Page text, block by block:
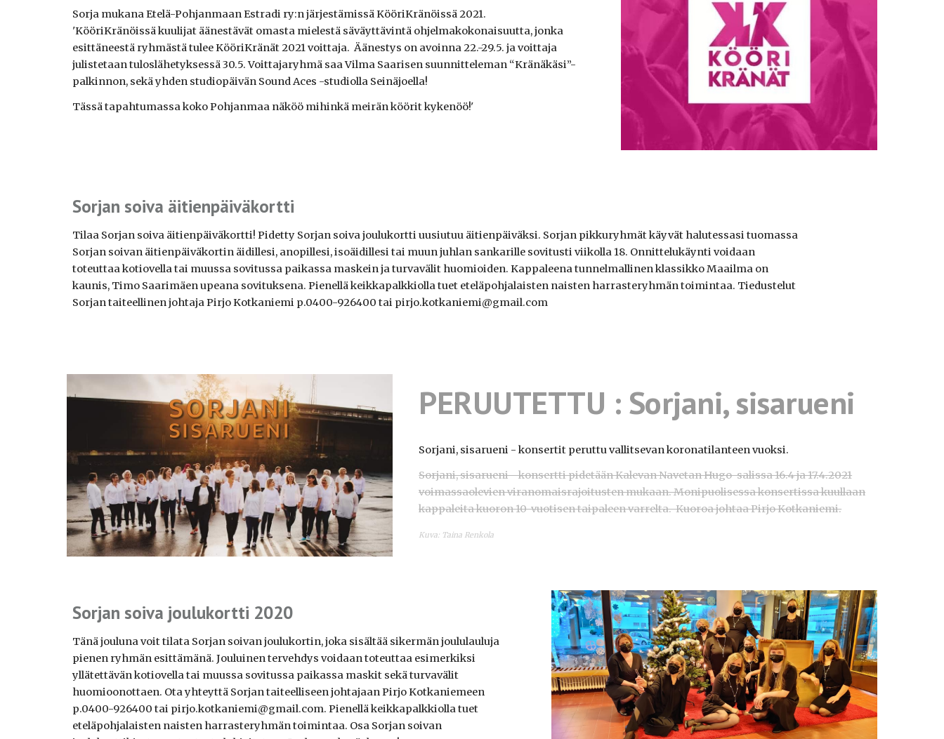
Sorja mukana Etelä-Pohjanmaan Estradi ry:n järjestämissä KööriKränöissä 2021.
'KööriKränöissä kuulijat äänestävät omasta mielestä säväyttävintä ohjelmakokonaisuutta, jonka
esittäneestä ryhmästä tulee KööriKränät 2021 voittaja. Äänestys on avoinna 22.-29.5. ja voittaja
julistetaan tuloslähetyksessä 30.5. Voittajaryhmä saa Vilma Saarisen suunnitteleman “Kränäkäsi”-
palkinnon, sekä yhden studiopäivän Sound Aces -studiolla Seinäjoella!
Tässä tapahtumassa koko Pohjanmaa näköö mihinkä meirän köörit kykenöö!'
Sorjan soiva äitienpäiväkortti
Tilaa Sorjan soiva äitienpäiväkortti! Pidetty Sorjan soiva joulukortti uusiutuu äitienpäiväksi. Sorjan pikkuryhmät käyvät halutessasi tuomassa
Sorjan soivan äitienpäiväkortin äidillesi, anopillesi, isoäidillesi tai muun juhlan sankarille sovitusti viikolla 18. Onnittelukäynti voidaan
toteuttaa kotiovella tai muussa sovitussa paikassa maskein ja turvavälit huomioiden. Kappaleena tunnelmallinen klassikko Maailma on
kaunis, Timo Saarimäen upeana sovituksena. Pienellä keikkapalkkiolla tuet eteläpohjalaisten naisten harrasteryhmän toimintaa. Tiedustelut
Sorjan taiteellinen johtaja Pirjo Kotkaniemi p.0400-926400 tai pirjo.kotkaniemi@gmail.com
PERUUTETTU : Sorjani, sisarueni
Sorjani, sisarueni - konsertit peruttu vallitsevan koronatilanteen vuoksi.
Sorjani, sisarueni - konsertti pidetään Kalevan Navetan Hugo-salissa 16.4 ja 17.4.2021
voimassaolevien viranomaisrajoitusten mukaan. Monipuolisessa konsertissa kuullaan
kappaleita kuoron 10-vuotisen taipaleen varrelta. Kuoroa johtaa Pirjo Kotkaniemi.
Kuva: Taina Renkola
Sorjan soiva joulukortti 2020
Tänä jouluna voit tilata Sorjan soivan joulukortin, joka sisältää sikermän joululauluja
pienen ryhmän esittämänä. Jouluinen tervehdys voidaan toteuttaa esimerkiksi
yllätettävän kotiovella tai muussa sovitussa paikassa maskit sekä turvavälit
huomioonottaen. Ota yhteyttä Sorjan taiteelliseen johtajaan Pirjo Kotkaniemeen
p.0400-926400 tai pirjo.kotkaniemi@gmail.com. Pienellä keikkapalkkiolla tuet
eteläpohjalaisten naisten harrasteryhmän toimintaa. Osa Sorjan soivan